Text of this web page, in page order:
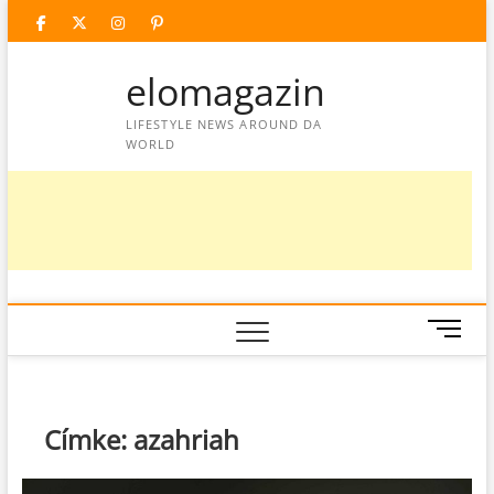
facebooktwitter
instagram
googleplus
pinterest
elomagazin
LIFESTYLE NEWS AROUND DA
WORLD
M
e
Címke: azahriah